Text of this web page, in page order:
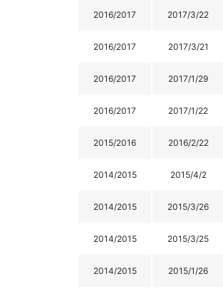
2016/2017 2017/3/22
2016/2017 2017/3/21
2016/2017 2017/1/29
2016/2017 2017/1/22
2015/2016 2016/2/22
2014/2015 2015/4/2
2014/2015 2015/3/26
2014/2015 2015/3/25
2014/2015 2015/1/26